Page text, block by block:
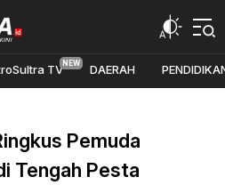
TV DAERAH
Pemuda
Tengah Pesta